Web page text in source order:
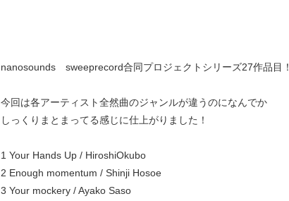
nanosounds sweeprecord合同プロジェクトシリーズ27作品目！
今回は各アーティスト全然曲のジャンルが違うのになんでか
しっくりまとまってる感じに仕上がりました！
1 Your Hands Up / HiroshiOkubo
2 Enough momentum / Shinji Hosoe
3 Your mockery / Ayako Saso